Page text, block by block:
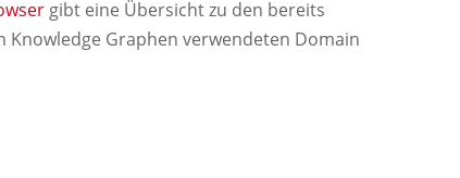
gibt eine Übersicht zu den bereits
Graphen verwendeten Domain